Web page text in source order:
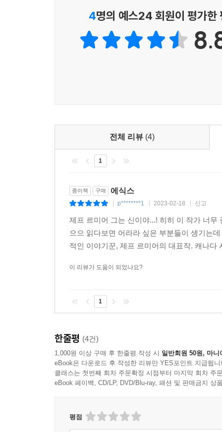
“이 마법 같은 작품은 스토리의 정교함, 미묘한 뉘
- 작가 리처드 반 캠프
외로운 영혼들을 위로하고 어루만지는 작품
캐나다의 시골 마을 에식스 카운티에서 살아가
화기애애하거나 따뜻한 가족의 모습은 아니다.
고독한 영혼들, 쓸쓸한 현대인의 초상이다. 또한
1부「농장 이야기」는 외로운 한 소년의 이야
외삼촌 켄에게 맡겨진다. 평생 홀로 농사만 지어
유일하게 마음을 연 이가 있으니, 바로 근처 주
2부 「유령 이야기」는 하키 선수로 뛰는 형제
이제 치매 걸린 노인이 된 루의 회상으로 진행
3부 「시골 간호사」는 에식스 카운티 마을 사
단순히 사람들의 이야기를 경청하는 것을 넘어
긍정적인 듯 보이는 앤에게도 역시 어쩔 수 없는
바로 이 작품이 쓸쓸함과 외로움의 감정을 전달
4명의 예스24 회원이 평가한
전체 리뷰 (4)
1
종이책 구매 에식스
p********1 2023-02-18 신고
제프 르미어 그는 신이야...! 히히 이 작가 너
으으 읽다보면 어라라 싶은 부분들이 생기는
적인 이야기꾼, 제프 르미어의 대표작. 캐나
이 리뷰가 도움이 되었나요?
1
한줄평 (4건)
1,000원 이상 구매 후 한줄평 작성 시 일반회원 50원, 마니
eBook은 다운로드 후 작성한 리뷰만 YES포인트 지급됩니
클래스는 첫번째 회차 주문확정 시점부터 마지막 회차 주
eBook 페이백, CD/LP, DVD/Blu-ray, 패션 및 판매금지 상
평점